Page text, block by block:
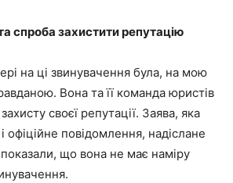
спроба захистити репутацію
на ці звинувачення була, на мою
Вона та її команда юристів
своєї репутації. Заява, яка
офіційне повідомлення, надіслане
що вона не має наміру